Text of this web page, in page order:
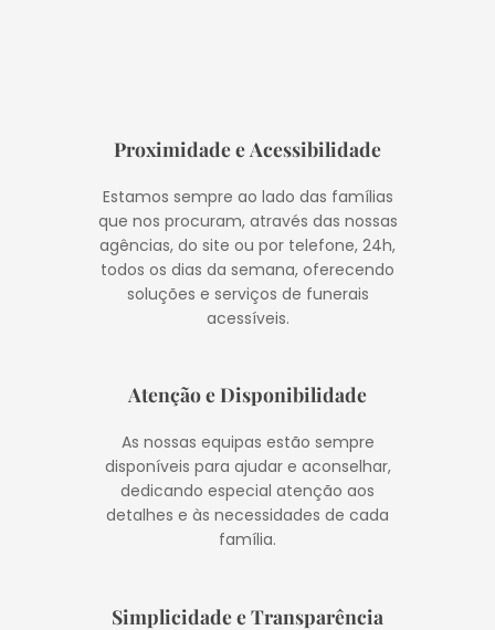
Proximidade e Acessibilidade
Estamos sempre ao lado das famílias
que nos procuram, através das nossas
agências, do site ou por telefone, 24h,
todos os dias da semana, oferecendo
soluções e serviços de funerais
acessíveis.
Atenção e Disponibilidade
As nossas equipas estão sempre
disponíveis para ajudar e aconselhar,
dedicando especial atenção aos
detalhes e às necessidades de cada
família.
Simplicidade e Transparência